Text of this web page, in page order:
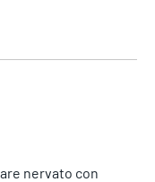
nervato con